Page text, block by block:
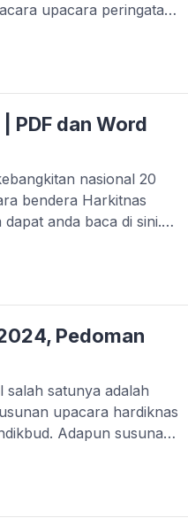
upacara peringatan
dengan link
lagu nasionalnya.
Kebangkitan Nasional
pada hari Senin tanggal
PDF dan Word
nasional 20
bendera Harkitnas
anda baca di sini.
2024 dapat anda baca
sini. Sedangkan naskah
2024 dapat anda […]
Pedoman
salah satunya adalah
upacara hardiknas
Adapun susunan
pelaksanaan
2024 ini, peserta
akan menambah
adat istiadat yang